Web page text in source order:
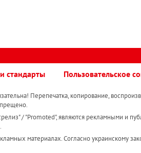
стандарты Пользовательское
Перепечатка, копирование,
/ "Promoted", являются рекламными и
материалах. Согласно украинскому